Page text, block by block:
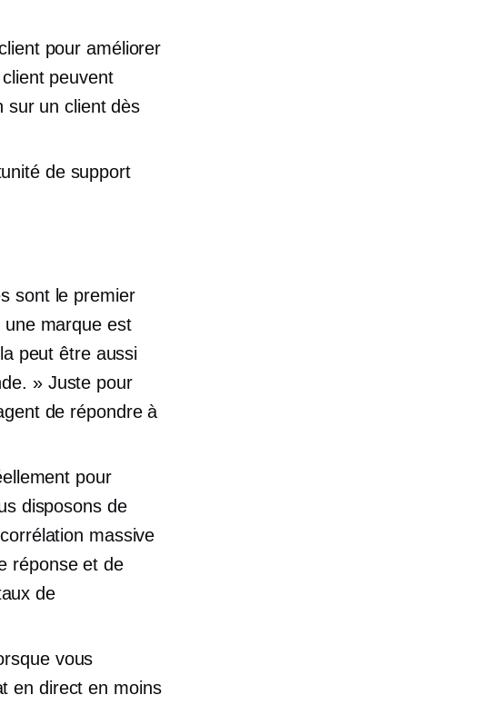
pour améliorer
peuvent
sur un client dès
de support
sont le premier
marque est
peut être aussi
» Juste pour
de répondre à
pour
disposons de
massive
réponse et de
de
vous
en direct en moins